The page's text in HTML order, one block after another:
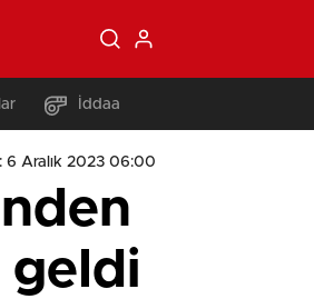
İddaa
6 Aralık 2023 06:00
geldi